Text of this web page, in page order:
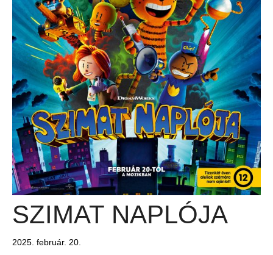
SZIMAT NAPLÓJA
2025. február. 20.